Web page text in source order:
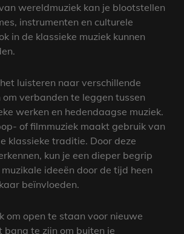
wereldmuziek kan je blootstellen
instrumenten en culturele
in de klassieke muziek kunnen
luisteren naar verschillende
om verbanden te leggen tussen
werken en hedendaagse muziek.
of filmmuziek maakt gebruik van
klassieke traditie. Door deze
kun je een dieper begrip
ideeën door de tijd heen
beïnvloeden.
om open te staan voor nieuwe
bang te zijn om buiten je